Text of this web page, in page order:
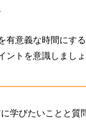
有意義な時間にす
ントを意識しましょ
学びたいことと質